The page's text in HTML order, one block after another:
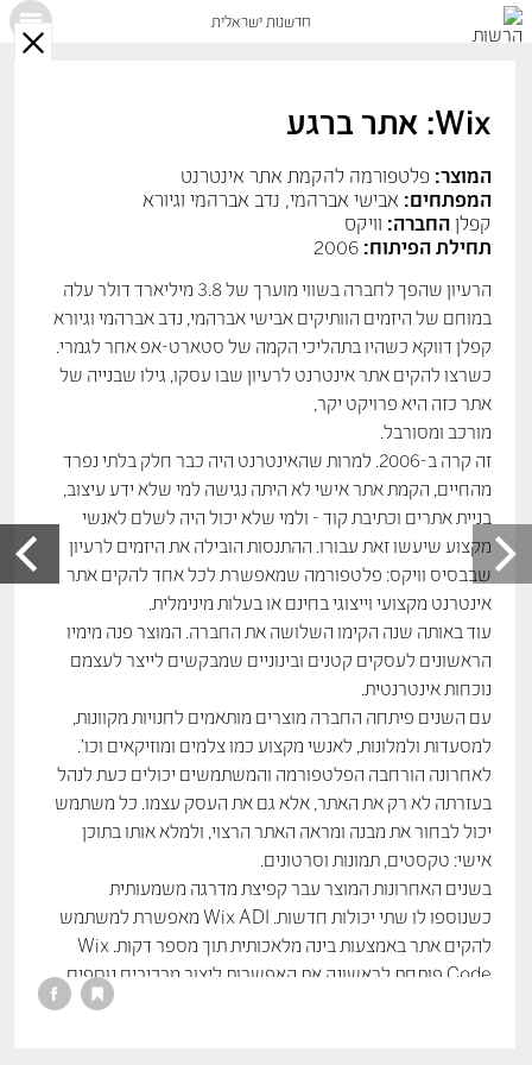
חדשנות ישראלית
Wix: אתר ברגע
המוצר: פלטפורמה להקמת אתר אינטרנט
המפתחים: אבישי אברהמי, נדב אברהמי וגיורא
קפלן החברה: וויקס
תחילת הפיתוח:
הרעיון שהפך לחברה בשווי מוערך של 3.8 מיליארד דולר עלה
במוחם של היזמים הוותיקים אבישי אברהמי, נדב אברהמי וגיורא
קפלן דווקא כשהיו בתהליכי הקמה של סטארט-אפ אחר לגמרי.
כשרצו להקים אתר אינטרנט לרעיון שבו עסקו, גילו שבנייה של
אתר כזה היא פרויקט יקר,
מורכב ומסורבל.
זה קרה ב-2006. למרות שהאינטרנט היה כבר חלק בלתי נפרד
מהחיים, הקמת אתר אישי לא היתה נגישה למי שלא ידע עיצוב,
בניית אתרים וכתיבת קוד - ולמי שלא יכול היה לשלם לאנשי
מקצוע שיעשו זאת עבורו. ההתנסות הובילה את היזמים לרעיון
שבבסיס וויקס: פלטפורמה שמאפשרת לכל אחד להקים אתר
אינטרנט מקצועי וייצוגי בחינם או בעלות מינימלית.
עוד באותה שנה הקימו השלושה את החברה. המוצר פנה מימיו
הראשונים לעסקים קטנים ובינוניים שמבקשים לייצר לעצמם
נוכחות אינטרנטית.
עם השנים פיתחה החברה מוצרים מותאמים לחנויות מקוונות,
למסעדות ולמלונות, לאנשי מקצוע כמו צלמים ומוזיקאים וכו'.
לאחרונה הורחבה הפלטפורמה והמשתמשים יכולים כעת לנהל
בעזרתה לא רק את האתר, אלא גם את העסק עצמו. כל משתמש
יכול לבחור את מבנה ומראה האתר הרצוי, ולמלא אותו בתוכן
אישי: טקסטים, תמונות וסרטונים.
בשנים האחרונות המוצר עבר קפיצת מדרגה משמעותית
כשנוספו לו שתי יכולות חדשות. Wix ADI מאפשרת למשתמש
להקים אתר באמצעות בינה מלאכותית תוך מספר דקות. Wix
Code פותחת לראשונה את האפשרות ליצור מרכיבים נוספים
באמצעות קוד חיצוני. אפשרויות אלה מגדילות באופן משמעותי
X